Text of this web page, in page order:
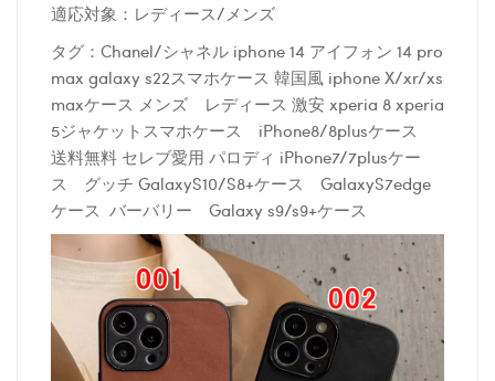
適応対象：レディース/メンズ
タグ：Chanel/シャネル iphone 14 アイフォン 14 pro
max galaxy s22スマホケース 韓国風 iphone X/xr/xs
maxケース メンズ レディース 激安 xperia 8 xperia
5ジャケットスマホケース iPhone8/8plusケース
送料無料 セレブ愛用 パロディ iPhone7/7plusケー
ス グッチ GalaxyS10/S8+ケース GalaxyS7edge
ケース バーバリー Galaxy s9/s9+ケース